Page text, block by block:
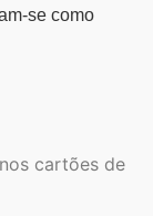
se como
cartões de